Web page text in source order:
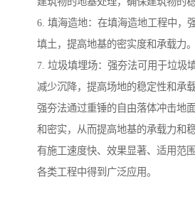
6. 填海造地：在填海造地工程中，
填土，提高地基的密实度和承载力。
7. 垃圾填埋场：强夯法可用于垃圾
减少沉降，提高场地的稳定性和承载
强夯法通过重锤的自由落体冲击地
和密实，从而提高地基的承载力和
有施工速度快、效果显著、适用范
各类工程中得到广泛应用。